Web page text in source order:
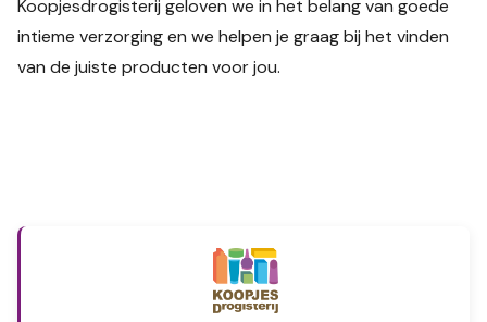
Koopjesdrogisterij geloven we in het belang van goede
intieme verzorging en we helpen je graag bij het vinden
van de juiste producten voor jou.